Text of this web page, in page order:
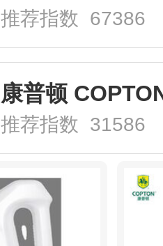
推荐指数 67386
推荐指数 31586